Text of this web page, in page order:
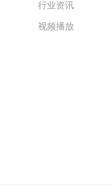
行业资讯
视频播放